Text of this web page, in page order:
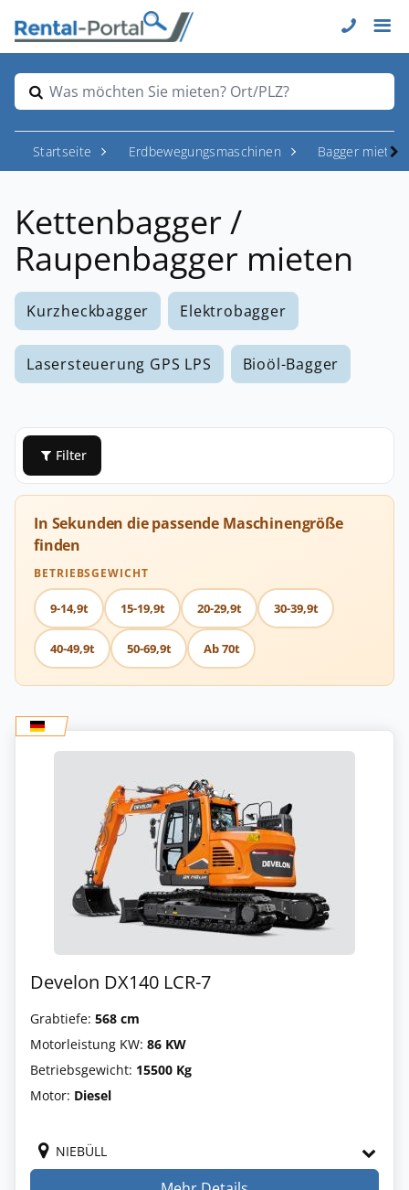
Was möchten Sie mieten? Ort/PLZ?
Startseite Erdbewegungsmaschinen Bagger mieten
Kettenbagger /
Raupenbagger mieten
Kurzheckbagger Elektrobagger
Lasersteuerung GPS LPS Bioöl-Bagger
Filter
In Sekunden die passende Maschinengröße
finden
BETRIEBSGEWICHT
9-14,9t 15-19,9t 20-29,9t 30-39,9t
40-49,9t 50-69,9t Ab 70t
Develon DX140 LCR-7
Grabtiefe: 568 cm
Motorleistung KW: 86 KW
Betriebsgewicht: 15500 Kg
Motor: Diesel
NIEBÜLL